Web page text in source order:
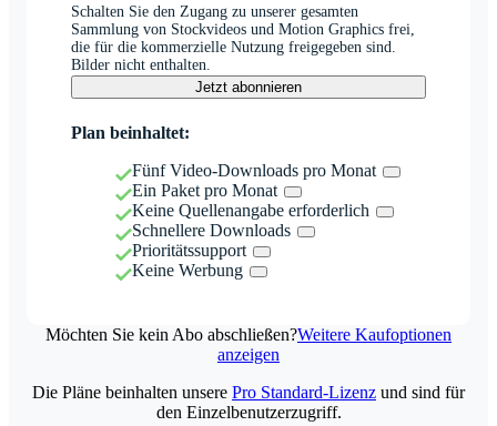
Schalten Sie den Zugang zu unserer gesamten
Sammlung von Stockvideos und Motion Graphics frei,
die für die kommerzielle Nutzung freigegeben sind.
Bilder nicht enthalten.
Jetzt abonnieren
Plan beinhaltet:
Fünf Video-Downloads pro Monat
Ein Paket pro Monat
Keine Quellenangabe erforderlich
Schnellere Downloads
Prioritätssupport
Keine Werbung
Möchten Sie kein Abo abschließen?Weitere Kaufoptionen
anzeigen
Die Pläne beinhalten unsere Pro Standard-Lizenz und sind für
den Einzelbenutzerzugriff.